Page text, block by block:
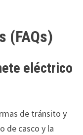
(FAQs)
eléctrico
de tránsito y
de casco y la